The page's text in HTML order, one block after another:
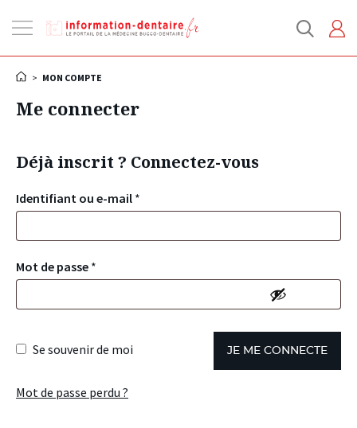
la
> MON COMPTE
Me connecter
Déjà inscrit ? Connectez-vous
Identifiant ou e-mail *
Mot de passe *
Se souvenir de moi JE ME CONNECTE
Mot de passe perdu ?